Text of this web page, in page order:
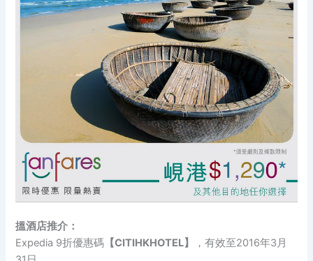
搵酒店推介：
Expedia 9折優惠碼 【CITIHKHOTEL】
，有效至2016年3月